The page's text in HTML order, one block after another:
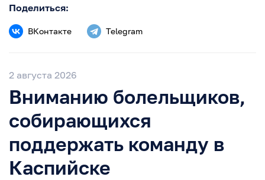
Поделиться:
ВКонтакте Telegram
2 августа 2026
Вниманию болельщиков,
собирающихся
поддержать команду в
Каспийске